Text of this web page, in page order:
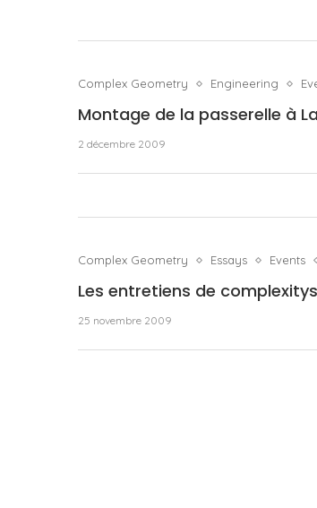
Complex Geometry Engineering
Montage de la passerelle à
2 décembre 2009
Complex Geometry Essays Events
Les entretiens de
25 novembre 2009